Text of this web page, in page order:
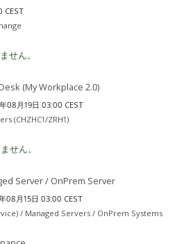
CEST
せん。
(My Workplace 2.0)
08月19日 03:00 CEST
(CHZHC1/ZRH1)
せん。
Server / OnPrem Server
08月15日 03:00 CEST
/ Managed Servers / OnPrem Systems